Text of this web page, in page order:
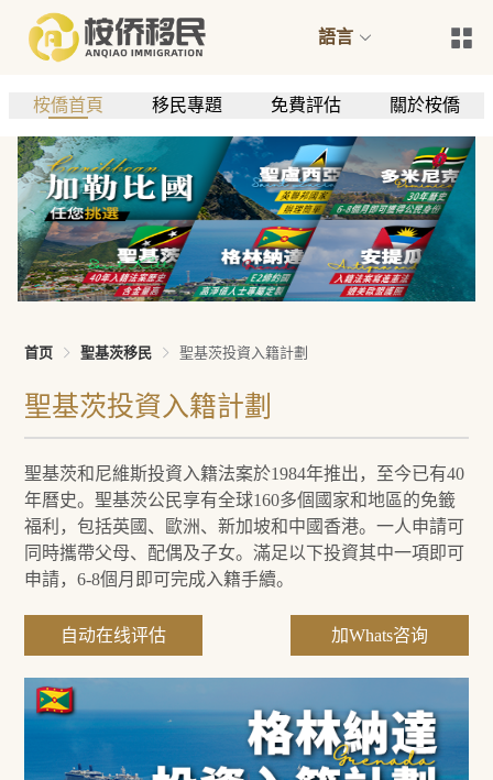
語言
桉僑首頁 移民專題 免費評估 關於桉僑
首页 聖基茨移民 聖基茨投資入籍計劃
聖基茨投資入籍計劃
聖基茨和尼維斯投資入籍法案於1984年推出，至今已有40
年曆史。聖基茨公民享有全球160多個國家和地區的免籤
福利，包括英國、歐洲、新加坡和中國香港。一人申請可
同時攜帶父母、配偶及子女。滿足以下投資其中一項即可
申請，6-8個月即可完成入籍手續。
自动在线评估 加Whats咨询